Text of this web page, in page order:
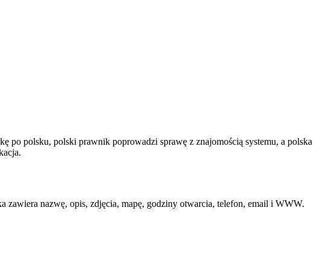
po polsku, polski prawnik poprowadzi sprawę z znajomością systemu, a polska
zawiera nazwę, opis, zdjęcia, mapę, godziny otwarcia, telefon, email i WWW.